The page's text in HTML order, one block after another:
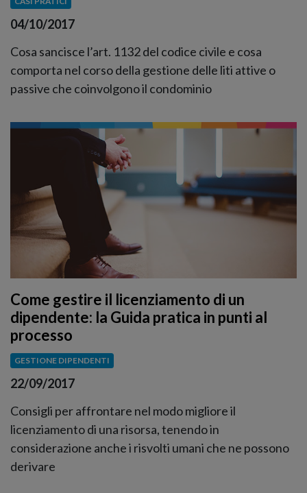
04/10/2017
Cosa sancisce l’art. 1132 del codice civile e cosa
comporta nel corso della gestione delle liti attive o
passive che coinvolgono il condominio
Come gestire il licenziamento di un
dipendente: la Guida pratica in punti al
processo
GESTIONE DIPENDENTI
22/09/2017
Consigli per affrontare nel modo migliore il
licenziamento di una risorsa, tenendo in
considerazione anche i risvolti umani che ne possono
derivare